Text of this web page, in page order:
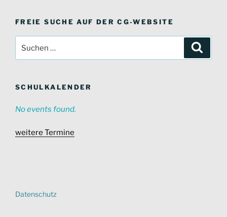
FREIE SUCHE AUF DER CG-WEBSITE
nach:
SCHULKALENDER
No events found.
weitere Termine
Datenschutz